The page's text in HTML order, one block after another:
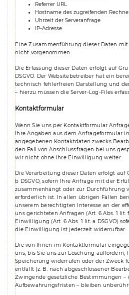
Referrer URL
Hostname des zugreifenden
Uhrzeit der Serveranfrage
IP-Adresse
Eine Zusammenführung dieser Daten
nicht vorgenommen.
Die Erfassung dieser Daten erfolgt auf
DSGVO. Der Websitebetreiber hat ein
technisch fehlerfreien Darstellung und
– hierzu müssen die Server-Log-Files
Kontaktformular
Wenn Sie uns per Kontaktformular
Ihre Angaben aus dem Anfrageformular
angegebenen Kontaktdaten zwecks
den Fall von Anschlussfragen bei uns
wir nicht ohne Ihre Einwilligung weiter.
Die Verarbeitung dieser Daten erfolgt auf
b DSGVO, sofern Ihre Anfrage mit der
zusammenhängt oder zur Durchführung
erforderlich ist. In allen übrigen Fällen
unserem berechtigten Interesse an der
uns gerichteten Anfragen (Art. 6 Abs. 1 lit.
Einwilligung (Art. 6 Abs. 1 lit. a DSGVO)
die Einwilligung ist jederzeit widerrufbar.
Die von Ihnen im Kontaktformular
uns, bis Sie uns zur Löschung
Speicherung widerrufen oder der Zweck
entfällt (z. B. nach abgeschlossener
Zwingende gesetzliche Bestimmungen –
Aufbewahrungsfristen – bleiben